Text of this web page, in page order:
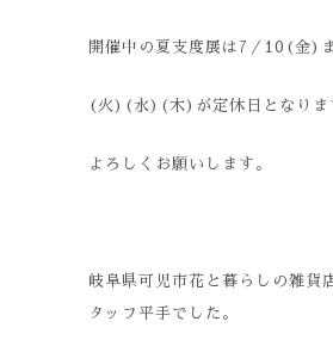
開催中の夏支度展は 7 ／ 10(金)
(火)(水)(木) が定休日となりま
よろしくお願いします。
岐阜県可児市花と暮らしの雑
タッフ平手でした。